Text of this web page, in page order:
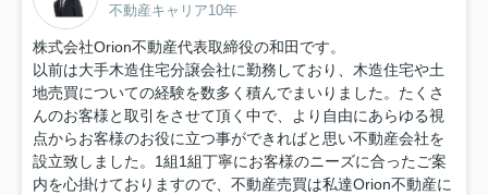
不動産キャリア10年
株式会社Orion不動産代表取締役の和田です。
以前は大手木造住宅分譲会社に勤務しており、木造住宅や土
地売買についての経験を数多く積んでまいりました。たくさ
んのお客様と取引をさせて頂く中で、より自由にあらゆる視
点からお客様のお役に立つ事ができればと思い不動産会社を
設立致しました。1組1組丁寧にお客様のニーズに合ったご案
内を心掛けておりますので、不動産売買は私達Orion不動産に